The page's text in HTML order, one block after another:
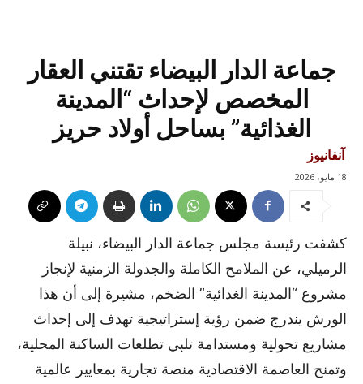
جماعة الدار البيضاء تقتني العقار
المخصص لإحداث “المدينة
الغذائية” بساحل أولاد حريز
آنفانيوز
18 مايو، 2026
كشفت رئيسة مجلس جماعة الدار البيضاء، نبيلة
الرميلي، عن الملامح الكاملة والجدولة الزمنية لإنجاز
مشروع “المدينة الغذائية” الضخم، مشيرة إلى أن هذا
الورش يندرج ضمن رؤية إستراتيجية تهدف إلى إحداث
مشاريع تحولية ومستدامة تلبي تطلعات الساكنة المحلية،
وتمنح العاصمة الاقتصادية منصة تجارية بمعايير عالمية